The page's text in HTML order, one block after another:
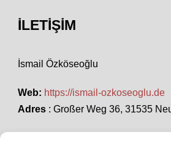
İLETIŞIM
İsmail Özköseoğlu
Web: https://ismail-ozkoseoglu.de
Adres : Großer Weg 36, 31535